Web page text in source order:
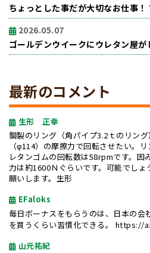
ちょっとした事だが大切なお仕事！
2026.05.07
ゴールデンウイークにウレタン屋が
最新のコメント
生形 正幸
鋼製のリング（角パイプ3.2ｔのリン
（φ114）の摩擦力で回転させたい。
レタンゴムの回転数は58rpmです。因
力は約1600Ｎぐらいです。可能でし
願いします。生形
EFaloks
毎日ボーナスをもらうのは、日本の会
を買うくらい習慣化できる。 https://
山元祐紀